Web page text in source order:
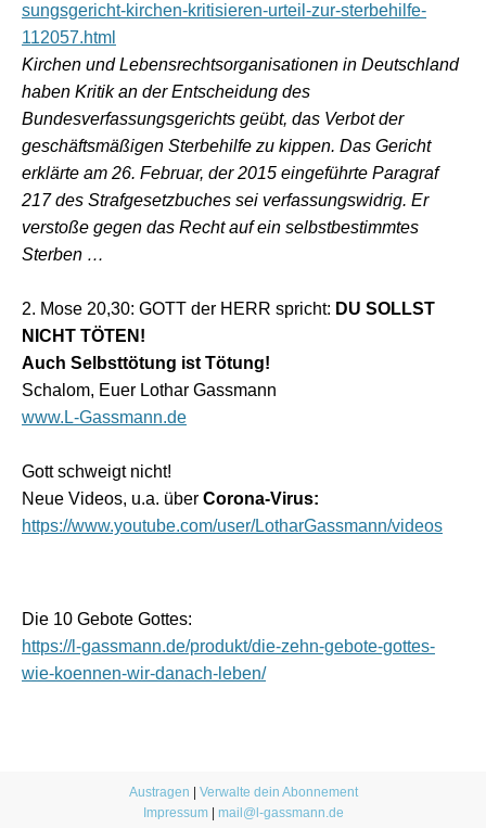
sungsgericht-kirchen-kritisieren-urteil-zur-sterbehilfe-
112057.html
Kirchen und Lebensrechtsorganisationen in Deutschland
haben Kritik an der Entscheidung des
Bundesverfassungsgerichts geübt, das Verbot der
geschäftsmäßigen Sterbehilfe zu kippen. Das Gericht
erklärte am 26. Februar, der 2015 eingeführte Paragraf
217 des Strafgesetzbuches sei verfassungswidrig. Er
verstoße gegen das Recht auf ein selbstbestimmtes
Sterben …
2. Mose 20,30: GOTT der HERR spricht: DU SOLLST
NICHT TÖTEN!
Auch Selbsttötung ist Tötung!
Schalom, Euer Lothar Gassmann
www.L-Gassmann.de
Gott schweigt nicht!
Neue Videos, u.a. über Corona-Virus:
https://www.youtube.com/user/LotharGassmann/videos
Die 10 Gebote Gottes:
https://l-gassmann.de/produkt/die-zehn-gebote-gottes-
wie-koennen-wir-danach-leben/
Austragen
Verwalte dein Abonnement
Impressum| mail@l-gassmann.de